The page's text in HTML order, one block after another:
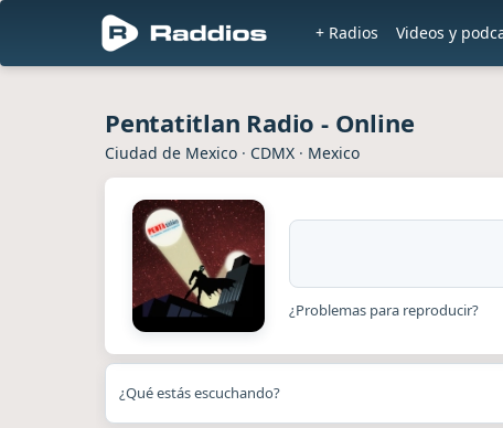
+ Radios Videos y
Pentatitlan Radio - Online
Ciudad de Mexico · CDMX · Mexico
¿Problemas para reproducir?
¿Qué estás escuchando?